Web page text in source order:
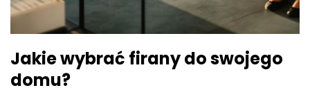
Jakie wybrać firany do swojego
domu?